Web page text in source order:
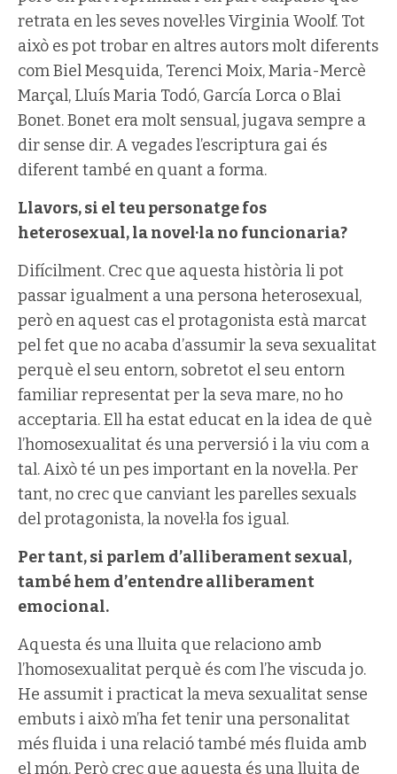
retrata en les seves novel·les Virginia Woolf. Tot
això es pot trobar en altres autors molt diferents
com Biel Mesquida, Terenci Moix, Maria-Mercè
Marçal, Lluís Maria Todó, García Lorca o Blai
Bonet. Bonet era molt sensual, jugava sempre a
dir sense dir. A vegades l’escriptura gai és
diferent també en quant a forma.
Llavors, si el teu personatge fos
heterosexual, la novel·la no funcionaria?
Difícilment. Crec que aquesta història li pot
passar igualment a una persona heterosexual,
però en aquest cas el protagonista està marcat
pel fet que no acaba d’assumir la seva sexualitat
perquè el seu entorn, sobretot el seu entorn
familiar representat per la seva mare, no ho
acceptaria. Ell ha estat educat en la idea de què
l’homosexualitat és una perversió i la viu com a
tal. Això té un pes important en la novel·la. Per
tant, no crec que canviant les parelles sexuals
del protagonista, la novel·la fos igual.
Per tant, si parlem d’alliberament sexual,
també hem d’entendre alliberament
emocional.
Aquesta és una lluita que relaciono amb
l’homosexualitat perquè és com l’he viscuda jo.
He assumit i practicat la meva sexualitat sense
embuts i això m’ha fet tenir una personalitat
més fluida i una relació també més fluida amb
el món. Però crec que aquesta és una lluita de